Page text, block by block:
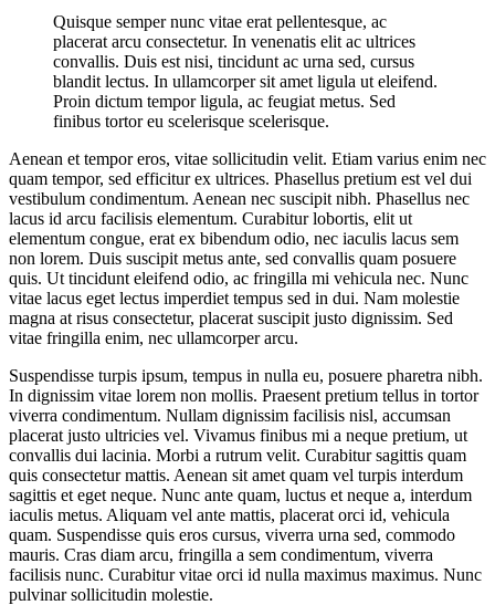
Quisque semper nunc vitae erat pellentesque, ac
placerat arcu consectetur. In venenatis elit ac ultrices
convallis. Duis est nisi, tincidunt ac urna sed, cursus
blandit lectus. In ullamcorper sit amet ligula ut eleifend.
Proin dictum tempor ligula, ac feugiat metus. Sed
finibus tortor eu scelerisque scelerisque.
Aenean et tempor eros, vitae sollicitudin velit. Etiam varius enim nec
quam tempor, sed efficitur ex ultrices. Phasellus pretium est vel dui
vestibulum condimentum. Aenean nec suscipit nibh. Phasellus nec
lacus id arcu facilisis elementum. Curabitur lobortis, elit ut
elementum congue, erat ex bibendum odio, nec iaculis lacus sem
non lorem. Duis suscipit metus ante, sed convallis quam posuere
quis. Ut tincidunt eleifend odio, ac fringilla mi vehicula nec. Nunc
vitae lacus eget lectus imperdiet tempus sed in dui. Nam molestie
magna at risus consectetur, placerat suscipit justo dignissim. Sed
vitae fringilla enim, nec ullamcorper arcu.
Suspendisse turpis ipsum, tempus in nulla eu, posuere pharetra nibh.
In dignissim vitae lorem non mollis. Praesent pretium tellus in tortor
viverra condimentum. Nullam dignissim facilisis nisl, accumsan
placerat justo ultricies vel. Vivamus finibus mi a neque pretium, ut
convallis dui lacinia. Morbi a rutrum velit. Curabitur sagittis quam
quis consectetur mattis. Aenean sit amet quam vel turpis interdum
sagittis et eget neque. Nunc ante quam, luctus et neque a, interdum
iaculis metus. Aliquam vel ante mattis, placerat orci id, vehicula
quam. Suspendisse quis eros cursus, viverra urna sed, commodo
mauris. Cras diam arcu, fringilla a sem condimentum, viverra
facilisis nunc. Curabitur vitae orci id nulla maximus maximus. Nunc
pulvinar sollicitudin molestie.